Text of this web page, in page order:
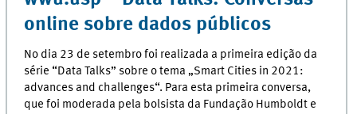
online sobre dados públicos
No dia 23 de setembro foi realizada a primeira edição da
série “Data Talks” sobre o tema „Smart Cities in 2021:
advances and challenges“. Para esta primeira conversa,
que foi moderada pela bolsista da Fundação Humboldt e